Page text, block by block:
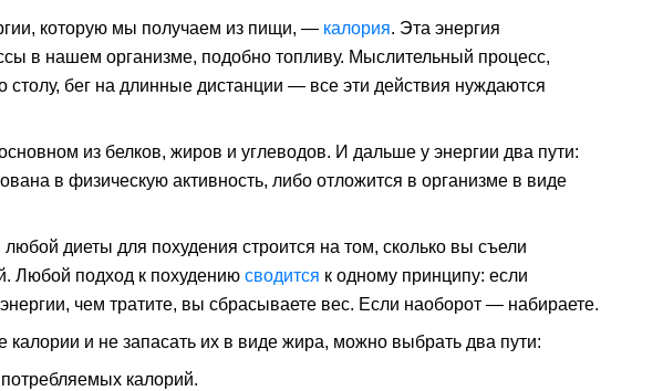
которую мы получаем из пищи, — калория. Эта энергия
в нашем организме, подобно топливу. Мыслительный процесс,
столу, бег на длинные дистанции — все эти действия нуждаются
из белков, жиров и углеводов. И дальше у энергии два пути:
в физическую активность, либо отложится в организме в виде
любой диеты для похудения строится на том, сколько вы съели
Любой подход к похудению сводится к одному принципу: если
чем тратите, вы сбрасываете вес. Если наоборот — набираете.
калории и не запасать их в виде жира, можно выбрать два пути:
калорий.